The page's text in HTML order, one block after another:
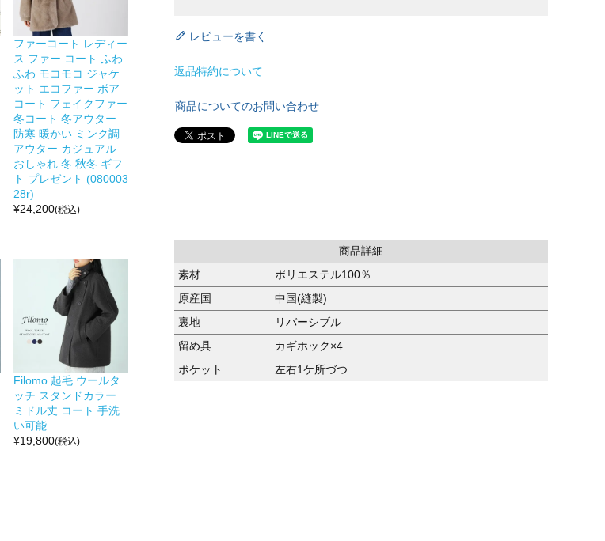
ファーコート レディー
ス ファー コート ふわ
ふわ モコモコ ジャケ
ット エコファー ボア
コート フェイクファー
冬コート 冬アウター
防寒 暖かい ミンク調
アウター カジュアル
おしゃれ 冬 秋冬 ギフ
ト プレゼント (080003
28r)
¥24,200(税込)
Filomo 起毛 ウールタ
ッチ スタンドカラー
ミドル丈 コート 手洗
い可能
¥19,800(税込)
レビューを書く
返品特約について
商品についてのお問い合わせ
商品詳細
素材
ポリエステル100％
原産国
中国(縫製)
裏地
リバーシブル
留め具
カギホック×4
ポケット
左右1ケ所づつ